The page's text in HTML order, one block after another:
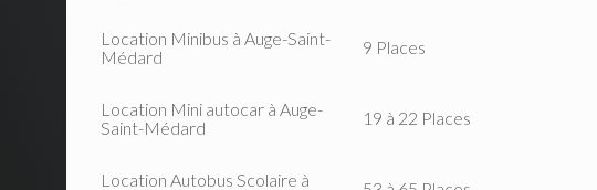
Location Minibus à Auge-Saint-
Médard
9 Places
Location Mini autocar à Auge-
Saint-Médard
19 à 22 Places
Location Autobus Scolaire à